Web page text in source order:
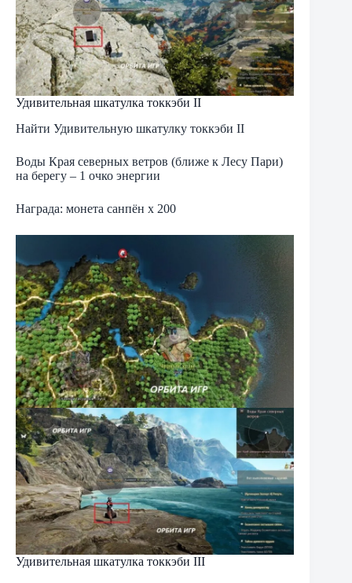
Удивительная шкатулка токкэби II
Найти Удивительную шкатулку токкэби II
Воды Края северных ветров (ближе к Лесу Пари)
на берегу – 1 очко энергии
Награда: монета санпён х 200
Удивительная шкатулка токкэби III